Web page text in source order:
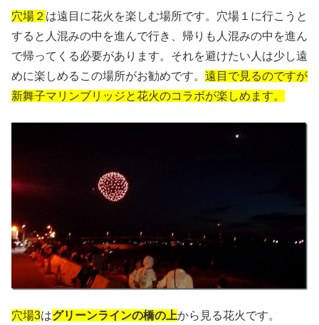
穴場２ は遠目に花火を楽しむ場所です。穴場１に行こうと
すると人混みの中を進んで行き、帰りも人混みの中を進ん
で帰ってくる必要があります。それを避けたい人は少し遠
めに楽しめるこの場所がお勧めです。 遠目で見るのですが
新舞子マリンブリッジと花火のコラボが楽しめます。
穴場3はグリーンラインの橋の上から見る花火です。